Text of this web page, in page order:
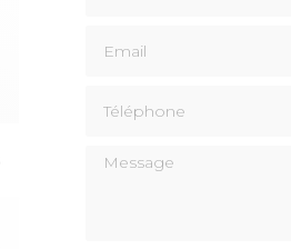
Message